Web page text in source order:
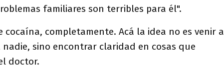
familiares son terribles para él".
cocaína, completamente. Acá la idea no es venir a
sino encontrar claridad en cosas que
doctor.